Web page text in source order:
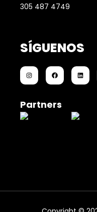
305 487 4749
SÍGUENOS
Partners